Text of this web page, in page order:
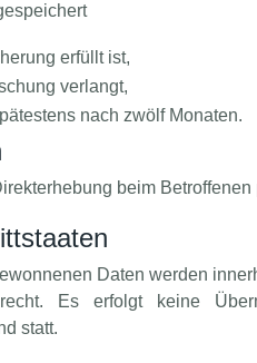
erfüllt ist,
verlangt,
nach zwölf Monaten.
beim
Daten werden
Es erfolgt keine
statt.